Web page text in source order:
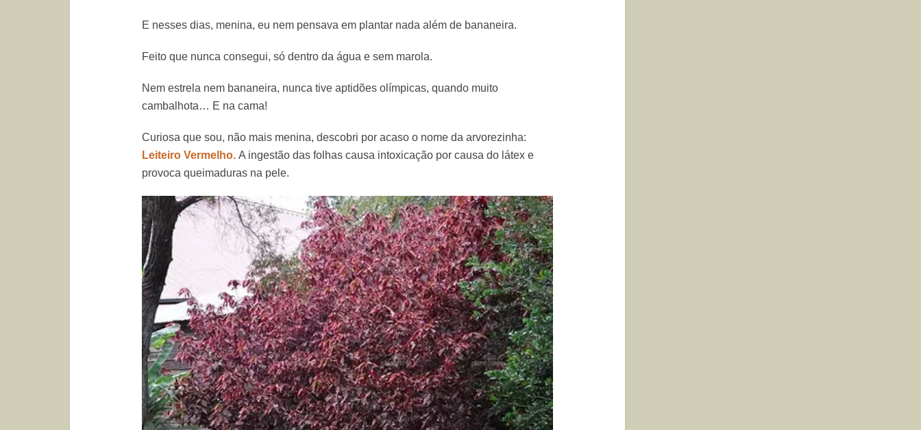
E nesses dias, menina, eu nem pensava em plantar nada além de bananeira.
Feito que nunca consegui, só dentro da água e sem marola.
Nem estrela nem bananeira, nunca tive aptidões olímpicas, quando muito
cambalhota… E na cama!
Curiosa que sou, não mais menina, descobri por acaso o nome da arvorezinha:
Leiteiro Vermelho. A ingestão das folhas causa intoxicação por causa do látex e
provoca queimaduras na pele.